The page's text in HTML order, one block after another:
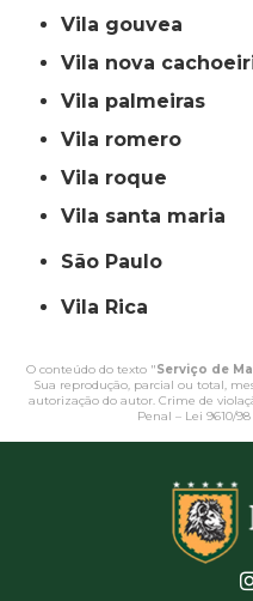
vila gouvea
vila nova
vila palmeiras
vila romero
vila roque
vila santa maria
São Paulo
Vila Rica
O conteúdo do texto "Serviço de
Sua reprodução, parcial ou total,
autorização do autor. Crime de
Penal – Lei 9610/